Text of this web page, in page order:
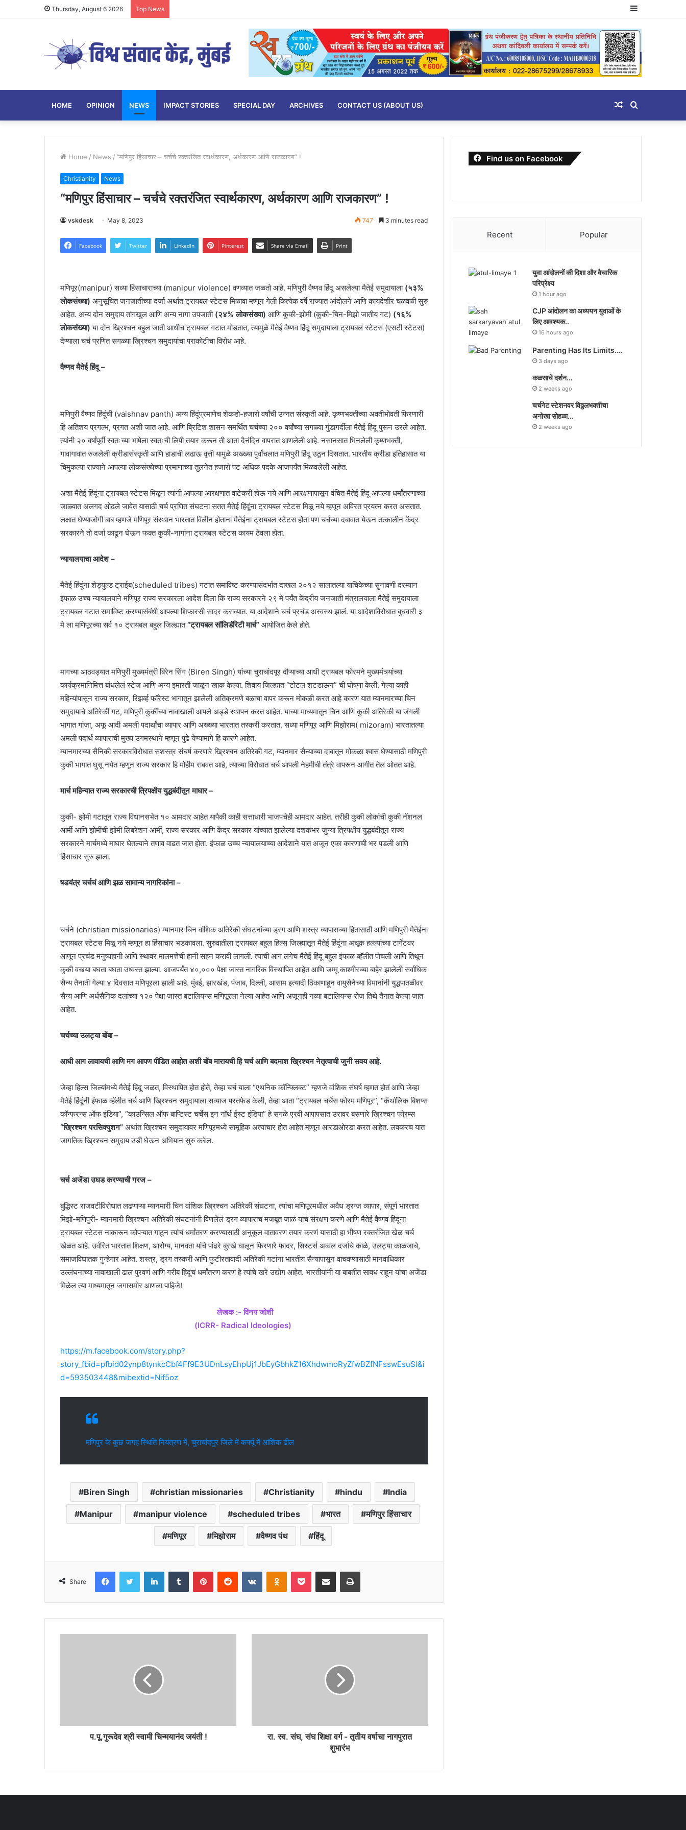
Thursday, August 6 2026 Top News Sidebar
HOME OPINION NEWS IMPACT STORIES SPECIAL DAY ARCHIVES CONTACT US (ABOUT US) Search
for
Random
Article
Home / News / “मणिपुर हिंसाचार – चर्चचे रक्तरंजित स्वार्थकारण, अर्थकारण आणि राजकारण” !
Christianity News
“मणिपुर हिंसाचार – चर्चचे रक्तरंजित स्वार्थकारण, अर्थकारण आणि राजकारण” !
vskdesk May 8, 2023 747 3 minutes read
Facebook Twitter LinkedIn Pinterest Share via Email Print
मणिपूर(manipur) सध्या हिंसाचाराच्या (manipur violence) वणव्यात जळतो आहे. मणिपुरी वैष्णव हिंदू असलेल्या मैतेई समुदायाला (५३%
लोकसंख्या) अनुसूचित जनजातीच्या दर्जा अर्थात ट्रायबल स्टेटस मिळावा म्हणून गेली कित्येक वर्षे राज्यात आंदोलने आणि कायदेशीर चळवळी सुरु
आहेत. अन्य दोन समुदाय तांगखुल आणि अन्य नागा उपजाती (२४% लोकसंख्या) आणि कुकी-झोमी (कुकी-चिन-मिझो जातीय गट) (१६%
लोकसंख्या) या दोन ख्रिश्चन बहुल जाती आधीच ट्रायबल गटात मोडतात, त्यामुळे मैतेई वैष्णव हिंदू समुदायाला ट्रायबल स्टेटस (एसटी स्टेटस)
देण्याला चर्च प्रणित सगळ्या ख्रिश्चन समुदायांचा पराकोटीचा विरोध आहे.
वैष्णव मैतेई हिंदू –
मणिपुरी वैष्णव हिंदूंची (vaishnav panth) अन्य हिंदूंप्रमाणेच शेकडो-हजारो वर्षांची उन्नत संस्कृती आहे. कृष्णभक्तीच्या अवतीभोवती फिरणारी
हि अतिशय प्रगल्भ, प्रगत अशी जात आहे. आणि ब्रिटिश शासन समर्थित चर्चच्या २०० वर्षांच्या सगळ्या गुंडागर्दीला मैतेई हिंदू पुरून उरले आहेत.
त्यांनी २० वर्षांपूर्वी स्वतःच्या भाषेला स्वतःची लिपी तयार करून ती आता दैनंदिन वापरात आणलेली आहे. नसानसात भिनलेली कृष्णभक्ती,
गावागावात रुजलेली क्रीडासंस्कृती आणि हाडाची लढाऊ वृत्ती यामुळे अख्ख्या पुर्वांचलात मणिपुरी हिंदू उठून दिसतात. भारतीय क्रीडा इतिहासात या
चिमुकल्या राज्याने आपल्या लोकसंख्येच्या प्रमाणाच्या तुलनेत हजारो पट अधिक पदके आजपर्यंत मिळवलेली आहेत.
अशा मैतेई हिंदूंना ट्रायबल स्टेटस मिळून त्यांनी आपल्या आरक्षणात वाटेकरी होऊ नये आणि आरक्षणापासून वंचित मैतेई हिंदू आपल्या धर्मांतरणाच्या
जाळ्यात अलगद ओढले जावेत यासाठी चर्च प्रणित संघटना सतत मैतेई हिंदूंना ट्रायबल स्टेटस मिळू नये म्हणून अविरत प्रयत्न करत असतात.
लक्षात घेण्याजोगी बाब म्हणजे मणिपूर संस्थान भारतात विलीन होताना मैतेईना ट्रायबल स्टेटस होता पण चर्चच्या दबावात येऊन तत्कालीन केंद्र
सरकारने तो दर्जा काढून घेऊन फक्त कुकी-नागांना ट्रायबल स्टेटस कायम ठेवला होता.
न्यायालयाचा आदेश –
मैतेई हिंदूंना शेड्युल्ड ट्राईब(scheduled tribes) गटात समाविष्ट करण्यासंदर्भात दाखल २०१२ सालातल्या याचिकेच्या सुनावणी दरम्यान
इंफाळ उच्च न्यायालयाने मणिपूर राज्य सरकारला आदेश दिला कि राज्य सरकारने २९ मे पर्यंत केंद्रीय जनजाती मंत्रालयाला मैतेई समुदायाला
ट्रायबल गटात समाविष्ट करण्यासंबंधी आपल्या शिफारसी सादर कराव्यात. या आदेशाने चर्च प्रचंड अस्वस्थ झालं. या आदेशाविरोधात बुधवारी ३
मे ला मणिपूरच्या सर्व १० ट्रायबल बहुल जिल्ह्यात“ट्रायबल सॉलिडॅरिटी मार्च” आयोजित केले होते.
मागच्या आठवड्यात मणिपुरी मुख्यमंत्री बिरेन सिंग (Biren Singh) यांच्या चुराचांदपूर दौऱ्याच्या आधी ट्रायबल फोरमने मुख्यमंत्र्यांच्या
कार्यक्रमानिमित्त बांधलेलं स्टेज आणि अन्य इमारती जाळून खाक केल्या. शिवाय जिल्ह्यात “टोटल शटडाऊन” ची घोषणा केली. गेल्या काही
महिन्यांपासून राज्य सरकार, रिझर्व्ह फॉरेस्ट भागातून झालेली अतिक्रमणे बळाचा वापर करून मोकळी करत आहे कारण यात म्यानमारच्या चिन
समुदायाचे अतिरेकी गट, मणिपुरी कुकींच्या नावाखाली आपले अड्डे स्थापन करत आहेत. याच्या माध्यमातून चिन आणि कुकी अतिरेकी या जंगली
भागात गांजा, अफू आदी अमली पदार्थांचा व्यापार आणि अख्ख्या भारतात तस्करी करतात. सध्या मणिपूर आणि मिझोराम( mizoram) भारतातल्या
अमली पदार्थ व्यापाराची मुख्य उगमस्थाने म्हणून पुढे येण्यामागे हि कारणे आहेत.
म्यानमारच्या सैनिकी सरकारविरोधात सशस्त्र संघर्ष करणारे ख्रिश्चन अतिरेकी गट, म्यानमार सैन्याच्या दाबातून मोकळा श्वास घेण्यासाठी मणिपुरी
कुकी भागात घुसू नयेत म्हणून राज्य सरकार हि मोहीम राबवत आहे, त्याच्या विरोधात चर्च आपली नेहमीची तंत्रे वापरून आगीत तेल ओतत आहे.
मार्च महिन्यात राज्य सरकारची त्रिपक्षीय युद्धबंदीतून माघार –
कुकी- झोमी गटातून राज्य विधानसभेत १० आमदार आहेत यापैकी काही सत्ताधारी भाजपचेही आमदार आहेत. तरीही कुकी लोकांची कुकी नॅशनल
आर्मी आणि झोमींची झोमी लिबरेशन आर्मी, राज्य सरकार आणि केंद्र सरकार यांच्यात झालेल्या दशकभर जुन्या त्रिपक्षीय युद्धबंदीतून राज्य
सरकारने मार्चमध्ये माघार घेतल्याने तणाव वाढत जात होता. इंफाळ उच्च न्यायालयाच्या आदेशाने यात अजून एका कारणाची भर पडली आणि
हिंसाचार सुरु झाला.
षडयंत्र चर्चचं आणि झळ सामान्य नागरिकांना –
चर्चने (christian missionaries) म्यानमार चिन वांशिक अतिरेकी संघटनांच्या ड्रग आणि शस्त्र व्यापाराच्या हितासाठी आणि मणिपुरी मैतेईना
ट्रायबल स्टेटस मिळू नये म्हणून हा हिंसाचार भडकावला. सुरुवातीला ट्रायबल बहुल हिल्स जिल्ह्यातून मैतेई हिंदूंना अचूक हल्ल्यांच्या टार्गेटवर
आणून प्रचंड मनुष्यहानी आणि स्थावर मालमत्तेची हानी सहन करावी लागली. त्याची आग लगेच मैतेई हिंदू बहुल इंफाळ व्हॅलीत पोचली आणि तिथून
कुकी वस्त्या बघता बघता उध्वस्त झाल्या. आजपर्यंत ४०,००० पेक्षा जास्त नागरिक विस्थापित आहेत आणि जम्मू काश्मीरच्या बाहेर झालेली सर्वाधिक
सैन्य तैनाती गेल्या ४ दिवसात मणिपूरला झाली आहे. मुंबई, झारखंड, पंजाब, दिल्ली, आसाम इत्यादी ठिकाणाहून वायुसेनेच्या विमानांनी युद्धपातळीवर
सैन्य आणि अर्धसैनिक दलांच्या १२० पेक्षा जास्त बटालियन्स मणिपूरला नेल्या आहेत आणि अजूनही नव्या बटालियन्स रोज तिथे तैनात केल्या जात
आहेत.
चर्चच्या उलट्या बोंबा –
आधी आग लावायची आणि मग आपण पीडित आहोत अशी बोंब मारायची हि चर्च आणि बदमाश ख्रिश्चन नेतृत्वाची जुनी सवय आहे.
जेव्हा हिल्स जिल्यांमध्ये मैतेई हिंदू जळत, विस्थापित होत होते, तेव्हा चर्च याला “एथनिक कॉन्फ्लिक्ट” म्हणजे वांशिक संघर्ष म्हणत होतं आणि जेव्हा
मैतेई हिंदूंनी इंफाळ व्हॅलीत चर्च आणि ख्रिश्चन समुदायाला सव्याज परतफेड केली, तेव्हा आता “ट्रायबल चर्चेस फोरम मणिपूर”, “कॅथॉलिक बिशप्स
कॉन्फरन्स ऑफ इंडिया”, “काउन्सिल ऑफ बाप्टिस्ट चर्चेस इन नॉर्थ ईस्ट इंडिया” हे सगळे एरवी आपापसात उरावर बसणारे ख्रिश्चन फोरम्स
“ख्रिश्चन परसिक्युशन” अर्थात ख्रिश्चन समुदायावर मणिपूरमध्ये सामूहिक अत्याचार होत आहेत म्हणून आरडाओरडा करत आहेत. लवकरच यात
जागतिक ख्रिश्चन समुदाय उडी घेऊन अभियान सुरु करेल.
चर्च अजेंडा उघड करण्याची गरज –
बुद्धिस्ट राजवटीविरोधात लढणाऱ्या म्यानमारी चिन वांशिक ख्रिश्चन अतिरेकी संघटना, त्यांचा मणिपूरमधील अवैध ड्रग्ज व्यापार, संपूर्ण भारतात
मिझो-मणिपुरी- म्यानमारी ख्रिश्चन अतिरेकी संघटनांनी विणलेलं ड्रग व्यापाराचं मजबूत जाळं यांचं संरक्षण करणे आणि मैतेई वैष्णव हिंदूंना
ट्रायबल स्टेटस नाकारून कोपऱ्यात गाठून त्यांचं धर्मांतरण करण्यासाठी अनुकूल वातावरण तयार करणं यासाठी हा भीषण रक्तरंजित खेळ चर्च
खेळत आहे. उर्वरित भारतात शिक्षण, आरोग्य, मानवता यांचे पांढरे बुरखे घालून फिरणारे फादर, सिस्टर्स अव्वल दर्जाचे काळे, उलट्या काळजाचे,
समाजविघातक गुन्हेगार आहेत. शस्त्र, ड्रग तस्करी आणि फुटीरतावादी अतिरेकी गटांना भारतीय सैन्यापासून वाचवण्यासाठी मानवाधिकार
उल्लंघनाच्या नावाखाली ढाल पुरवणं आणि गरीब हिंदूंचं धर्मांतरण करणं हे त्यांचे खरे उद्योग आहेत. भारतीयांनी या बाबतीत सावध राहून यांचा अजेंडा
मिळेल त्या माध्यमातून जगासमोर आणला पाहिजे!
लेखक :- विनय जोशी
(ICRR- Radical Ideologies)
https://m.facebook.com/story.php?
story_fbid=pfbid02ynp8tynkcCbf4Ff9E3UDnLsyEhpUj1JbEyGbhkZ16XhdwmoRyZfwBZfNFsswEsuSl&i
d=593503448&mibextid=Nif5oz
मणिपुर के कुछ जगह स्थिति नियंत्रण में, चुराचांदपुर जिले में कर्फ्यू में आंशिक ढील
Biren Singh christian missionaries Christianity hindu India
Manipur manipur violence scheduled tribes भारत मणिपुर हिंसाचार
मणिपूर मिझोराम वैष्णव पंथ हिंदू
Share
FacebookTwitter LinkedInTumblr PinterestReddit VKontakteOdnoklassniki
Pocket Share via Email Print
प.पू.गुरूदेव श्री स्वामी चिन्मयानंद जयंती !
रा. स्व. संघ, संघ शिक्षा वर्ग - तृतीय वर्षाचा नागपुरात
शुभारंभ
Find us on Facebook
Recent Popular
युवा आंदोलनों की दिशा और वैचारिक
परिप्रेक्ष्य
1 hour ago
CJP आंदोलन का अध्ययन युवाओं के
लिए आवश्यक..
16 hours ago
Parenting Has Its Limits….
3 days ago
कळसाचे दर्शन…
2 weeks ago
चर्चगेट स्टेशनवर विठ्ठलभक्तीचा
अनोखा सोहळा…
2 weeks ago